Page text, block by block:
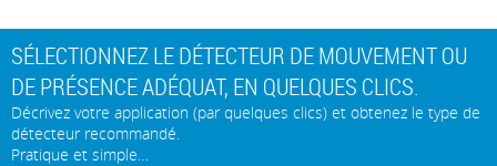
SÉLECTIONNEZ LE DÉTECTEUR DE MOUVEMENT OU
DE PRÉSENCE ADÉQUAT, EN QUELQUES CLICS.
Décrivez votre application (par quelques clics) et obtenez le type de
détecteur recommandé.
Pratique et simple…